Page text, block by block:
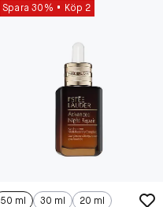
Spara 30% Köp 2
50 ml 30 ml 20 ml